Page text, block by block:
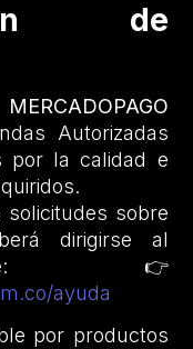
de
MERCADOPAGO
Autorizadas
por la calidad e
solicitudes sobre
dirigirse al
👉
ayuda
por productos